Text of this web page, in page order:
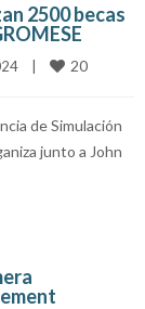
2500 becas
20
de Simulación
junto a John